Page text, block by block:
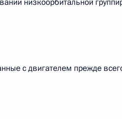
«Ростех» Сергеем
правовые основы
с двигателем прежде